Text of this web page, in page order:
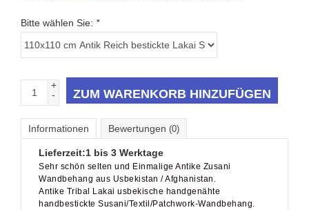
Bitte wählen Sie: *
+
-
ZUM WARENKORB HINZUFÜGEN
Informationen Bewertungen (0)
Lieferzeit:1 bis 3 Werktage
Sehr schön selten und Einmalige Antike Zusani
Wandbehang aus Usbekistan / Afghanistan.
Antike Tribal Lakai usbekische handgenähte
handbestickte Susani/Textil/Patchwork-Wandbehang.